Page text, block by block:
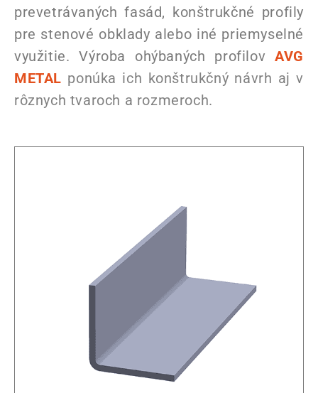
prevetrávaných fasád, konštrukčné profily
pre stenové obklady alebo iné priemyselné
využitie. Výroba ohýbaných profilovAVG
METAL ponúka ich konštrukčný návrh aj v
rôznych tvaroch a rozmeroch.